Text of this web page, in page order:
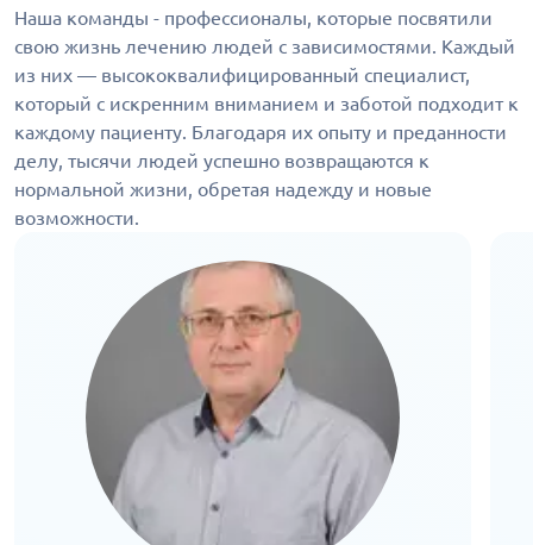
Наша команды - профессионалы, которые посвятили
свою жизнь лечению людей с зависимостями. Каждый
из них — высококвалифицированный специалист,
который с искренним вниманием и заботой подходит к
каждому пациенту. Благодаря их опыту и преданности
делу, тысячи людей успешно возвращаются к
нормальной жизни, обретая надежду и новые
возможности.